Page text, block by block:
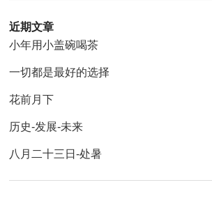
近期文章
小年用小盖碗喝茶
一切都是最好的选择
花前月下
历史-发展-未来
八月二十三日-处暑